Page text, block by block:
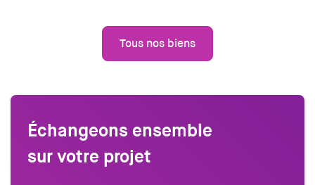
Tous nos biens
Échangeons ensemble
sur votre projet